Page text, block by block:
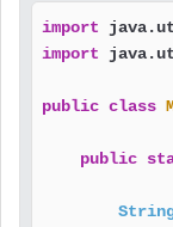
import
import
public class
public